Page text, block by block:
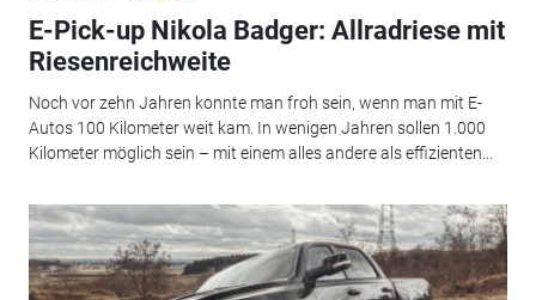
E-Pick-up Nikola Badger: Allradriese mit
Riesenreichweite
Noch vor zehn Jahren konnte man froh sein, wenn man mit E-
Autos 100 Kilometer weit kam. In wenigen Jahren sollen 1.000
Kilometer möglich sein – mit einem alles andere als effizienten...